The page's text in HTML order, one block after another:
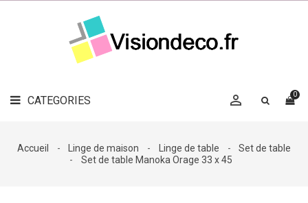
CATEGORIES 0

LE
MAG
DÉCO

DÉCO
Accueil Linge de maison Linge de table
Set de table
Set de table Manoka Orage 33 x 45